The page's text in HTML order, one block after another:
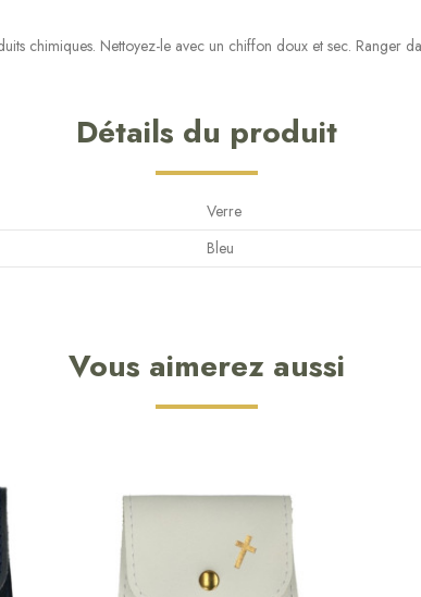
chimiques. Nettoyez-le avec un chiffon doux et sec. Ranger
Détails du produit
Verre
Bleu
Vous aimerez aussi